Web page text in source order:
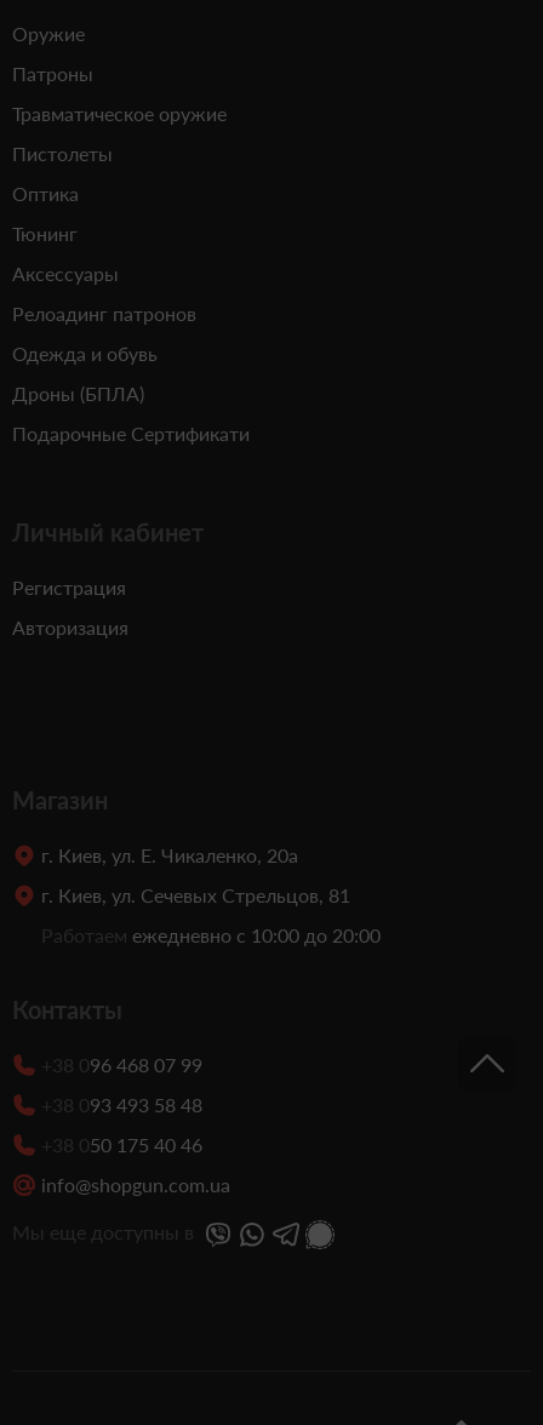
Оружие
Патроны
Травматическое оружие
Пистолеты
Оптика
Тюнинг
Аксессуары
Релоадинг патронов
Одежда и обувь
Дроны (БПЛА)
Подарочные Сертификати
Личный кабинет
Регистрация
Авторизация
Магазин
г. Киев, ул. Е. Чикаленко, 20а
г. Киев, ул. Сечевых Стрельцов, 81
Работаем ежедневно с 10:00 до 20:00
Контакты
+38 096 468 07 99
+38 093 493 58 48
+38 050 175 40 46
info@shopgun.com.ua
Мы еще доступны в